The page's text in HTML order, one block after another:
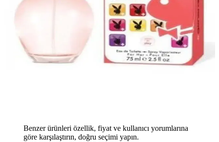
Benzer ürünleri özellik, fiyat ve kullanıcı yorumlarına
göre karşılaştırın, doğru seçimi yapın.